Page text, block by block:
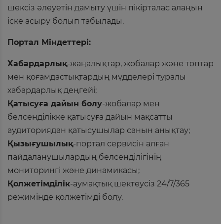
шексіз әлеуетін дамыту үшін пікірталас алаңын
іске асыру болып табылады.
Портал Міндеттері:
Хабардарлық-жаңалықтар, жобалар және топтар
мен қоғамдастықтардың мүдделері туралы
хабардарлық деңгейі;
Қатысуға дайын болу-жобалар мен
белсенділікке қатысуға дайын мақсатты
аудиториядан қатысушылар санын анықтау;
Қызығушылық-портал сервисін алған
пайдаланушылардың белсенділігінің
мониторингі және динамикасы;
Қолжетімділік-аумақтық шектеусіз 24/7/365
режимінде қолжетімді болу.